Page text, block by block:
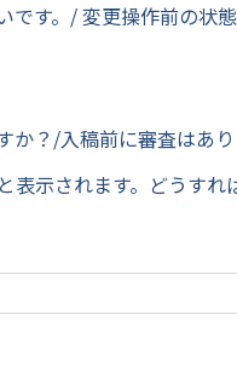
す。/ 変更操作前の状
か？/入稿前に審査はあり
示されます。どうすれ